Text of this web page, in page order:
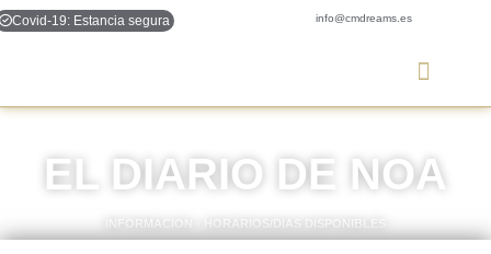
Covid-19: Estancia segura info@cmdreams.es
EL DIARIO DE NOA
INFORMACION - HORARIOS/DIAS DISPONIBLES